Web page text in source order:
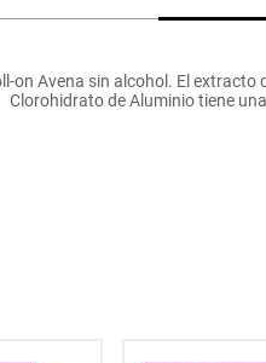
on Avena sin alcohol. El
Clorohidrato de Aluminio tiene